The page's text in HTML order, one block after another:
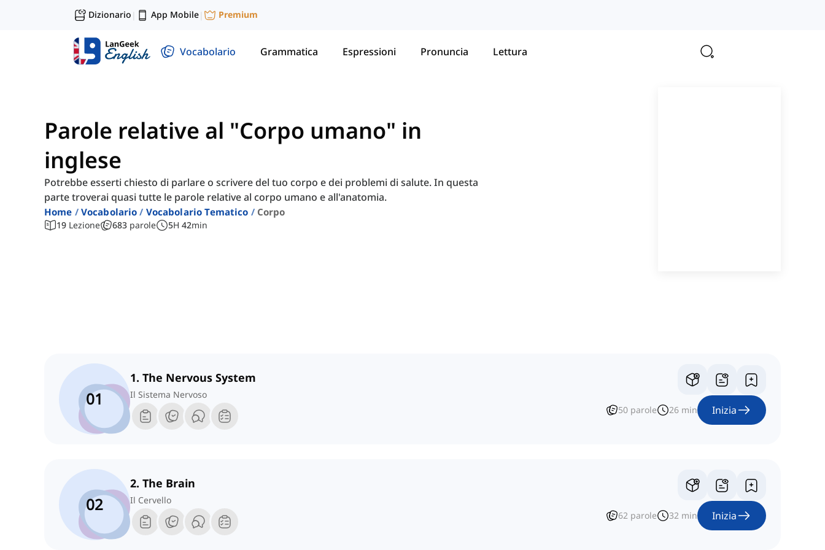
Dizionario | App Mobile| Premium
Vocabolario Grammatica Espressioni Pronuncia Lettura
Parole relative al "Corpo umano" in
inglese
Potrebbe esserti chiesto di parlare o scrivere del tuo corpo e dei problemi di salute. In questa
parte troverai quasi tutte le parole relative al corpo umano e all'anatomia.
Home Vocabolario Vocabolario Tematico Corpo
19 Lezione 683 parole 5H 42min
01
1. The Nervous System
Il Sistema Nervoso
50 parole 26 min Inizia
02
2. The Brain
Il Cervello
62 parole 32 min Inizia